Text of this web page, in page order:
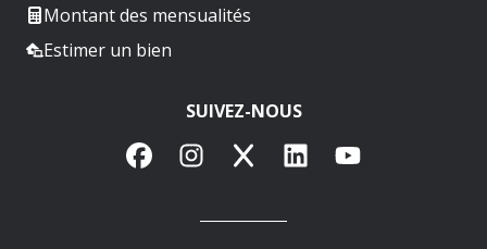
Montant des mensualités
Estimer un bien
SUIVEZ-NOUS
FacebookInstagram
X LinkedInYouTube